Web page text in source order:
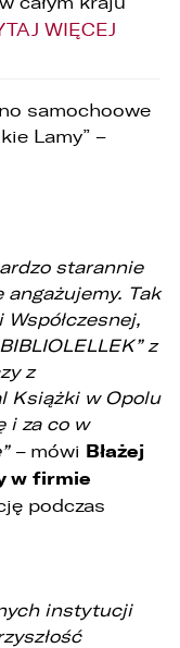
WIĘCEJ
samochoowe
Lamy” –
starannie
Tak
z
z
Książki w Opolu
i za co w
– mówi Błażej
w firmie
podczas
instytucji
w
608
Danych -
Klienta: 801
na